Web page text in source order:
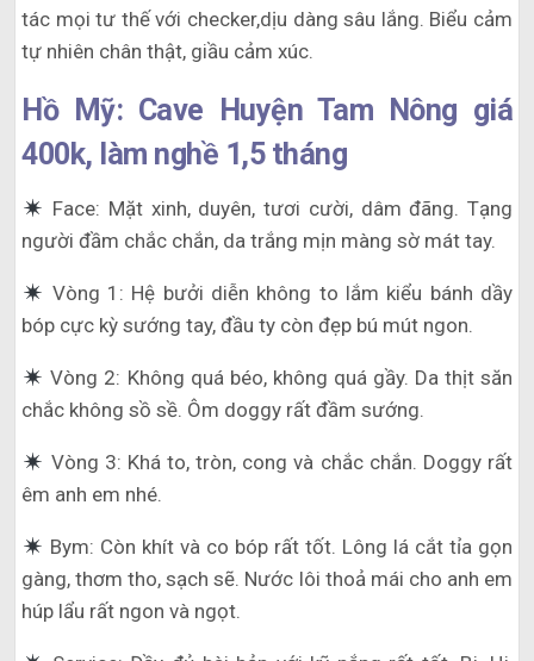
tác mọi tư thế với checker,dịu dàng sâu lắng. Biểu cảm
tự nhiên chân thật, giầu cảm xúc.
Hồ Mỹ: Cave Huyện Tam Nông giá
400k, làm nghề 1,5 tháng
Face: Mặt xinh, duyên, tươi cười, dâm đãng. Tạng
người đầm chắc chắn, da trắng mịn màng sờ mát tay.
Vòng 1: Hệ bưởi diễn không to lắm kiểu bánh dầy
bóp cực kỳ sướng tay, đầu ty còn đẹp bú mút ngon.
Vòng 2: Không quá béo, không quá gầy. Da thịt săn
chắc không sồ sề. Ôm doggy rất đầm sướng.
Vòng 3: Khá to, tròn, cong và chắc chắn. Doggy rất
êm anh em nhé.
Bym: Còn khít và co bóp rất tốt. Lông lá cắt tỉa gọn
gàng, thơm tho, sạch sẽ. Nước lôi thoả mái cho anh em
húp lẩu rất ngon và ngọt.